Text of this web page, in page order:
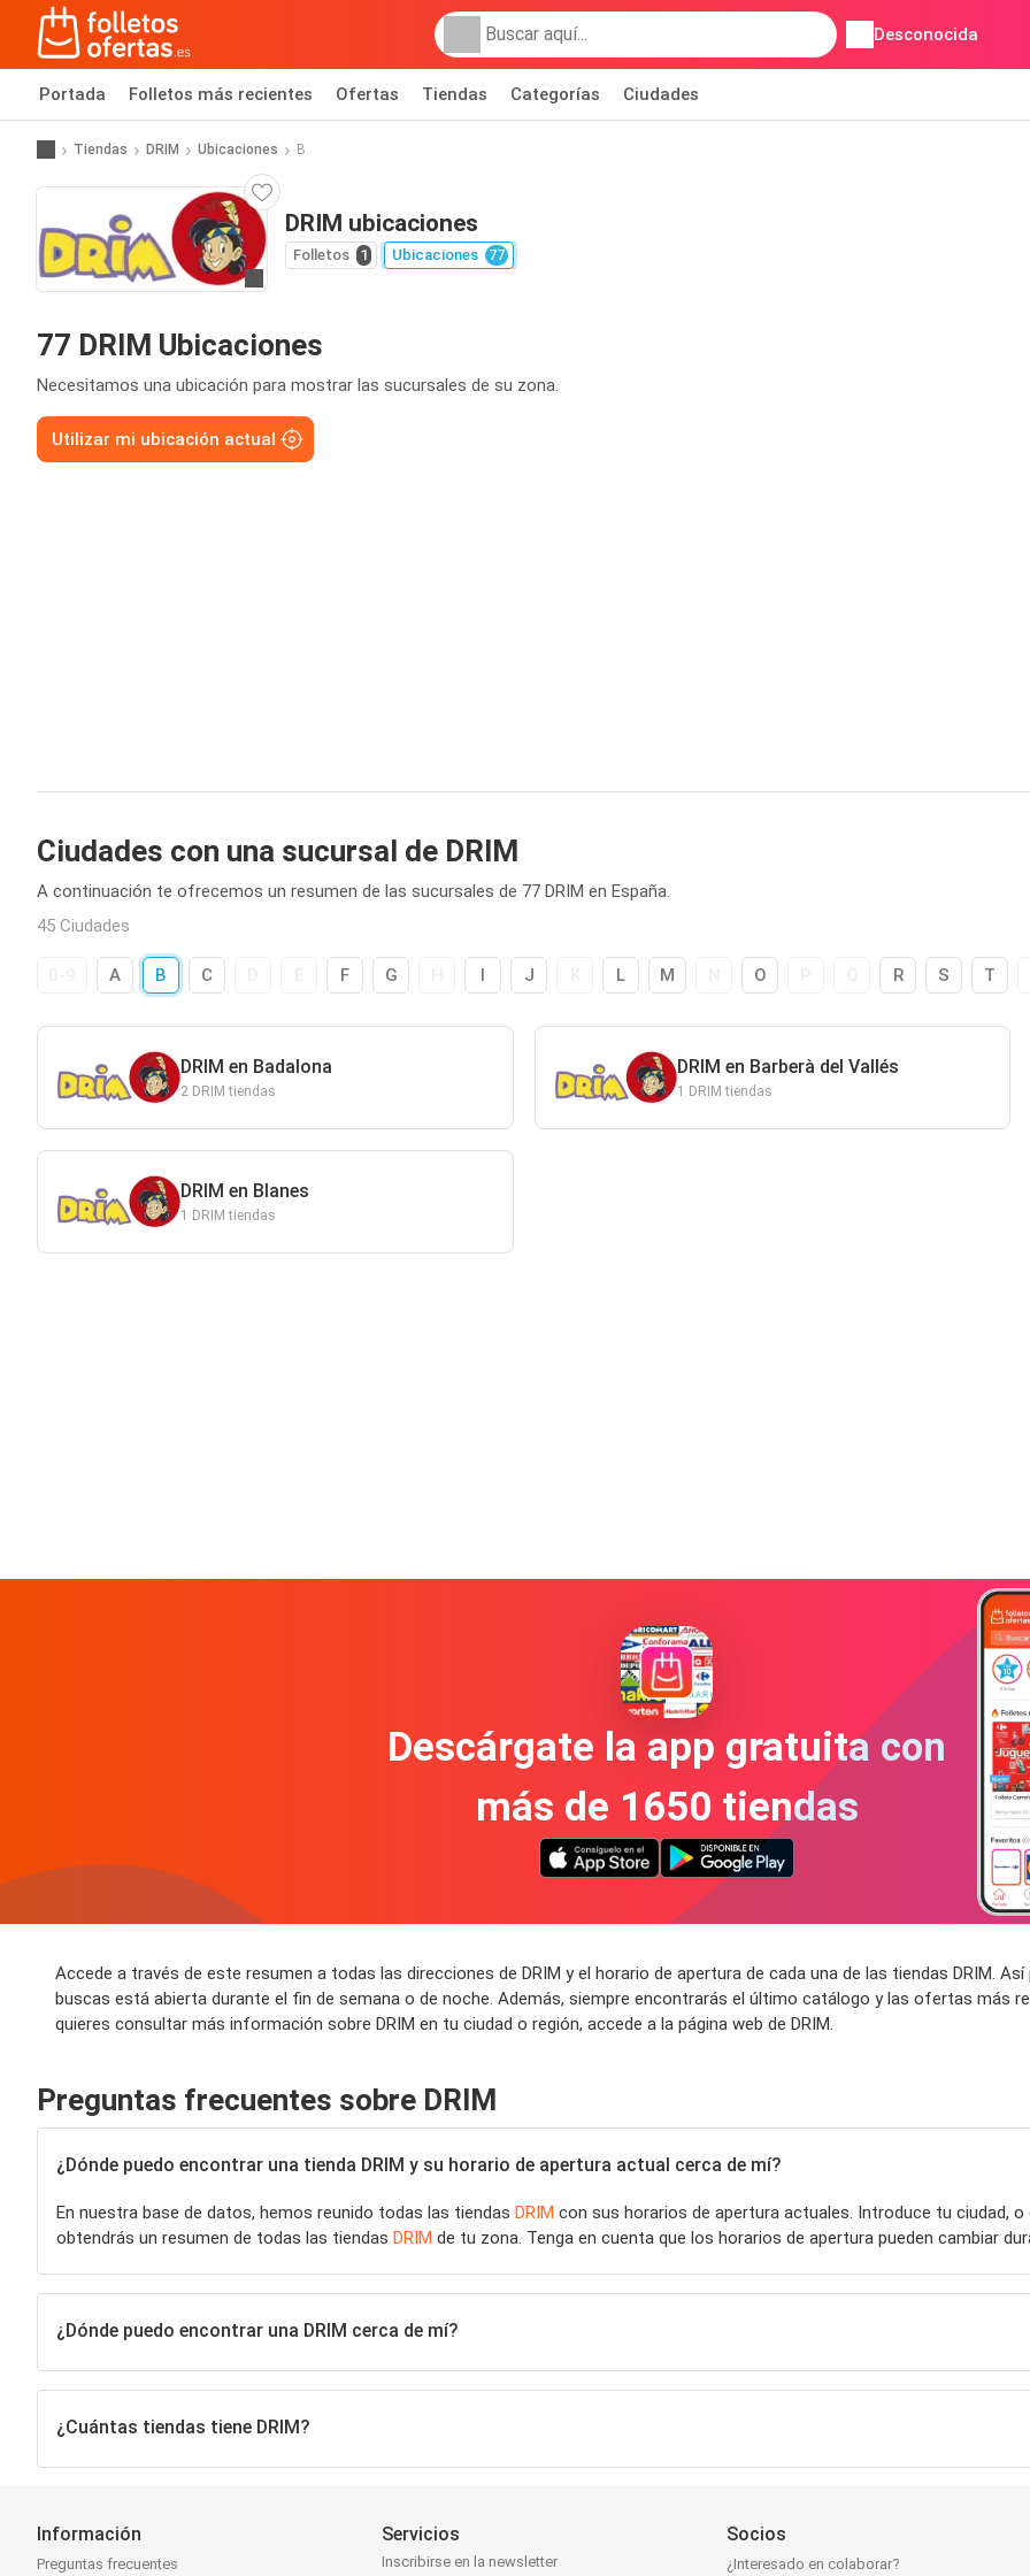
Desconocida
Portada Folletos más recientes Ofertas Tiendas Categorías Ciudades
Tiendas DRIM Ubicaciones B
DRIM ubicaciones
Folletos 1 Ubicaciones 77
77 DRIM Ubicaciones
Necesitamos una ubicación para mostrar las sucursales de su zona.
Utilizar mi ubicación actual
Ciudades con una sucursal de DRIM
A continuación te ofrecemos un resumen de las sucursales de 77 DRIM en España.
45 Ciudades
A B C F G I J L M O R S T
DRIM en Badalona
2 DRIM tiendas
DRIM en Barberà del Vallés
1 DRIM tiendas
DRIM en Blanes
1 DRIM tiendas
Descárgate la app gratuita con
más de 1650 tiendas
Accede a través de este resumen a todas las direcciones de DRIM y el horario de apertura de cada una de las tiendas DRIM.
buscas está abierta durante el fin de semana o de noche. Además, siempre encontrarás el último catálogo y las ofertas más
quieres consultar más información sobre DRIM en tu ciudad o región, accede a la página web de DRIM.
Preguntas frecuentes sobre DRIM
¿Dónde puedo encontrar una tienda DRIM y su horario de apertura actual cerca de mí?
En nuestra base de datos, hemos reunido todas las tiendas DRIM con sus horarios de apertura actuales. Introduce tu ciudad,
obtendrás un resumen de todas las tiendas DRIM de tu zona. Tenga en cuenta que los horarios de apertura pueden cambiar
¿Dónde puedo encontrar una DRIM cerca de mí?
¿Cuántas tiendas tiene DRIM?
Información
Preguntas frecuentes
Servicios
Inscribirse en la newsletter
Socios
¿Interesado en colaborar?